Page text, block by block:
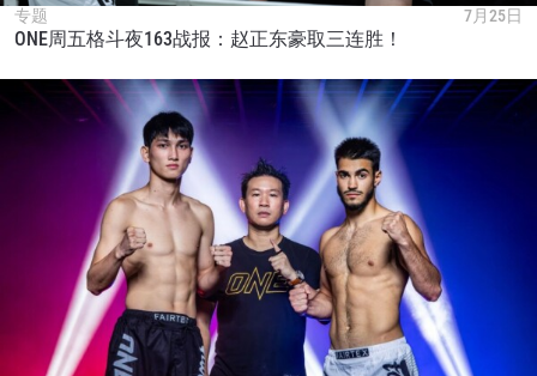
专题 7月25日
ONE周五格斗夜163战报：赵正东豪取三连胜！